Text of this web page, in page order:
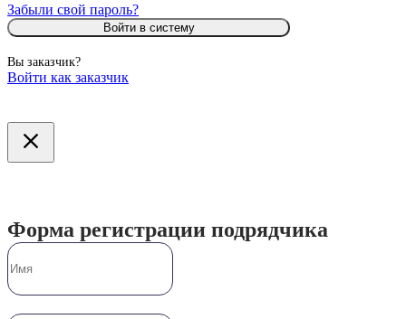
Забыли свой пароль?
Войти в систему
Вы заказчик?
Войти как заказчик
Форма регистрации подрядчика